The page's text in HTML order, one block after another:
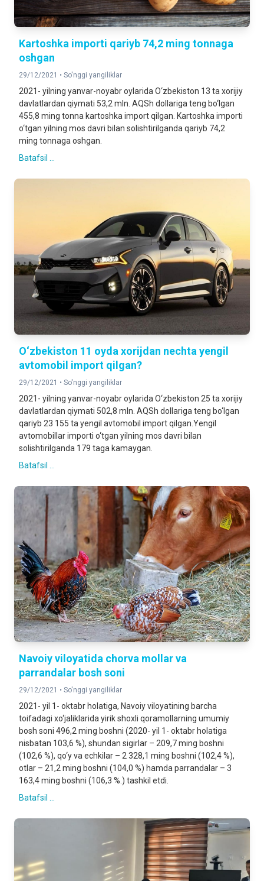
Kartoshka importi qariyb 74,2 ming tonnaga
oshgan
29/12/2021 • So'nggi yangiliklar
2021- yilning yanvar-noyabr oylarida O‘zbekiston 13 ta xorijiy
davlatlardan qiymati 53,2 mln. AQSh dollariga teng bo‘lgan
455,8 ming tonna kartoshka import qilgan. Kartoshka importi
o‘tgan yilning mos davri bilan solishtirilganda qariyb 74,2
ming tonnaga oshgan.
Batafsil ...
O‘zbekiston 11 oyda xorijdan nechta yengil
avtomobil import qilgan?
29/12/2021 • So'nggi yangiliklar
2021- yilning yanvar-noyabr oylarida O‘zbekiston 25 ta xorijiy
davlatlardan qiymati 502,8 mln. AQSh dollariga teng bo‘lgan
qariyb 23 155 ta yengil avtomobil import qilgan.Yengil
avtomobillar importi o‘tgan yilning mos davri bilan
solishtirilganda 179 taga kamaygan.
Batafsil ...
Navoiy viloyatida chorva mollar va
parrandalar bosh soni
29/12/2021 • So'nggi yangiliklar
2021- yil 1- oktabr holatiga, Navoiy viloyatining barcha
toifadagi xo‘jaliklarida yirik shoxli qoramollarning umumiy
bosh soni 496,2 ming boshni (2020- yil 1- oktabr holatiga
nisbatan 103,6 %), shundan sigirlar – 209,7 ming boshni
(102,6 %), qo‘y va echkilar – 2 328,1 ming boshni (102,4 %),
otlar – 21,2 ming boshni (104,0 %) hamda parrandalar – 3
163,4 ming boshni (106,3 %.) tashkil etdi.
Batafsil ...